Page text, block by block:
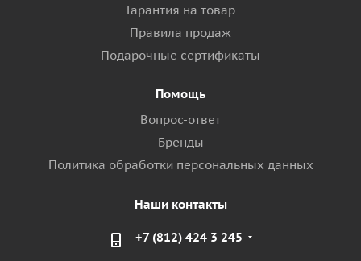
Гарантия на товар
Правила продаж
Подарочные сертификаты
Помощь
Вопрос-ответ
Бренды
Политика обработки персональных данных
Наши контакты
+7 (812) 424 3 245